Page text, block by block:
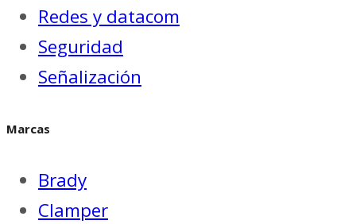
Redes y datacom
Seguridad
Señalización
Marcas
Brady
Clamper